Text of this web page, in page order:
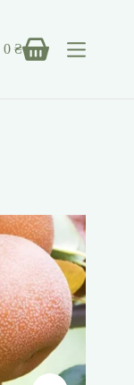
Кошик
0₴